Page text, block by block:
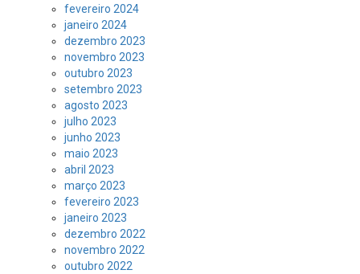
fevereiro 2024
janeiro 2024
dezembro 2023
novembro 2023
outubro 2023
setembro 2023
agosto 2023
julho 2023
junho 2023
maio 2023
abril 2023
março 2023
fevereiro 2023
janeiro 2023
dezembro 2022
novembro 2022
outubro 2022